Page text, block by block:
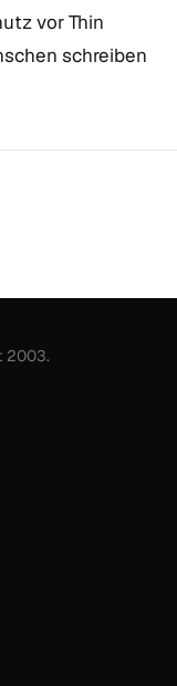
vor Thin
schreiben
2003.